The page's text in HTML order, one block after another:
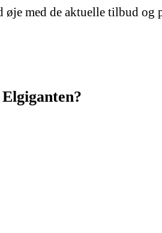
øje med de aktuelle tilbud og